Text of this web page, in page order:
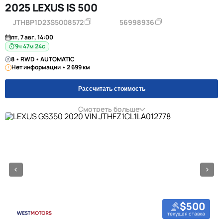
2025 LEXUS IS 500
JTHBP1D23S5008572 56998936
пт, 7 авг, 14:00
9ч 47м 23с
8 • RWD • AUTOMATIC
Нет информации • 2 699 км
Рассчитать стоимость
Смотреть больше
$500
текущая ставка